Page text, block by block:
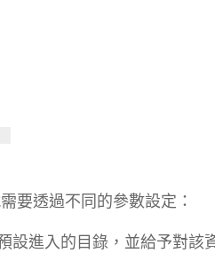
要透過不同的參數設定：
設進入的目錄，並給予對該